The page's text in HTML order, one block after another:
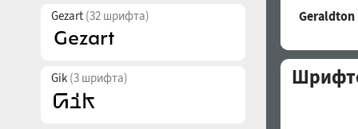
Gezart (32 шрифта)
Gik (3 шрифта)